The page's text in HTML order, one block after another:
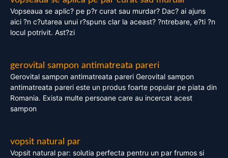
Vopseaua se aplic? pe p?r curat sau murdar? Dac? ai ajuns
aici ?n c?utarea unui r?spuns clar la aceast? ?ntrebare, e?ti ?n
locul potrivit. Ast?zi
gerovital sampon antimatreata pareri
Gerovital sampon antimatreata pareri Gerovital sampon
antimatreata pareri este un produs foarte popular pe piata din
Romania. Exista multe persoane care au incercat acest
sampon
vopsit natural par
Vopsit natural par: solutia perfecta pentru un par frumos si